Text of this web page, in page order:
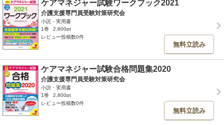
ケアマネジャー試験ワークブック2021
介護支援専門員受験対策研究会
小説・実用書
1巻
2,800pt
レビュー投稿数0件
無料立読み
ケアマネジャー試験合格問題集2020
介護支援専門員受験対策研究会
小説・実用書
1巻
2,800pt
レビュー投稿数0件
無料立読み